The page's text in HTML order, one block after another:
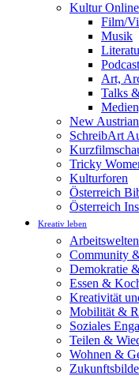
Kultur
Film/
Musik
Art,
Talks
New
SchreibArt
Tricky
Kulturforen
Österreich
Österreich
Kreativ leben
Community
Demokratie
Essen &
Kreativität
Mobilität &
Soziales
Teilen &
Wohnen &